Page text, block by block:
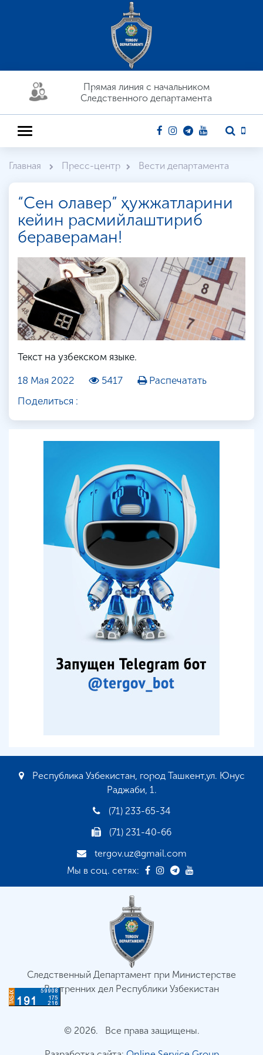
Прямая линия c начальником
Следственного департамента
Главная Пресс-центр Вести департамента
“Сен олавер” ҳужжатларини
кейин расмийлаштириб
беравераман!
Текст на узбекском языке.
18 Мая 2022
5417
Распечатать
Поделиться :
Республика Узбекистан, город Ташкент,ул. Юнус
Раджаби, 1.
(71) 233-65-34
(71) 231-40-66
tergov.uz@gmail.com
Мы в соц. сетях:
Следственный Департамент при Министерстве
Внутренних дел Республики Узбекистан
© 2026. Все права защищены.